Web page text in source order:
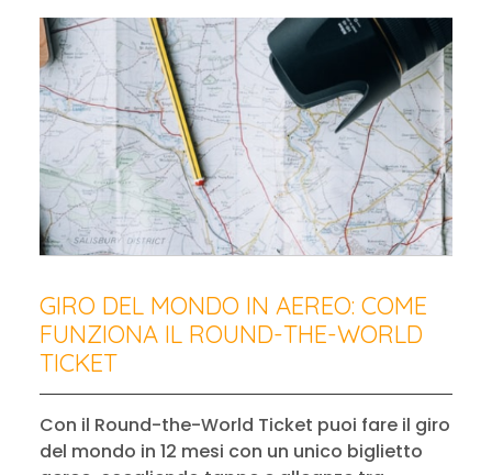
GIRO DEL MONDO IN AEREO: COME
FUNZIONA IL ROUND-THE-WORLD
TICKET
Con il Round-the-World Ticket puoi fare il giro
del mondo in 12 mesi con un unico biglietto